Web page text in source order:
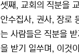
셋째, 교회의 직분을
안수집사, 권사, 장로
는 사람들은 직분을
을 받기 일쑤며, 이것